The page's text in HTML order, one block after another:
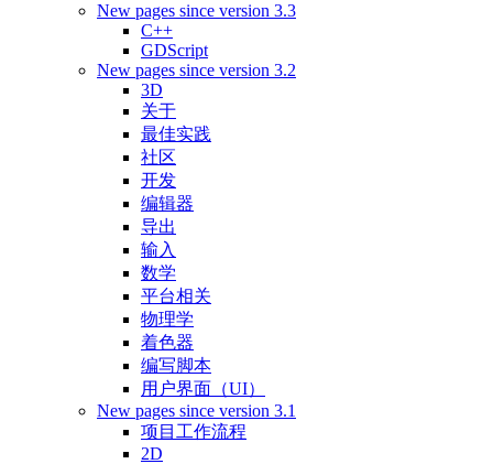
New pages since version 3.3
C++
GDScript
New pages since version 3.2
3D
关于
最佳实践
社区
开发
编辑器
导出
输入
数学
平台相关
物理学
着色器
编写脚本
用户界面（UI）
New pages since version 3.1
项目工作流程
2D